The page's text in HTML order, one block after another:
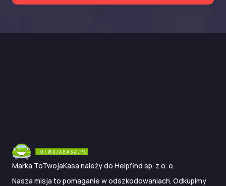
na pojeździe?
Nawet+3150 zł1— Sprawdź w 3 minuty
Marka ToTwojaKasa należy do Helpfind sp. z o. o.
Nasza misja to pomaganie w odszkodowaniach. Odkupimy